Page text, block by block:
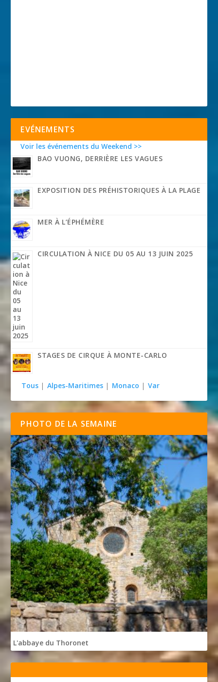
EVÉNEMENTS
Voir les événements du Weekend >>
BAO VUONG, DERRIÈRE LES VAGUES
EXPOSITION DES PRÉHISTORIQUES À LA PLAGE
MER À L’ÉPHÉMÈRE
CIRCULATION À NICE DU 05 AU 13 JUIN 2025
STAGES DE CIRQUE À MONTE-CARLO
Tous | Alpes-Maritimes | Monaco | Var
PHOTO DE LA SEMAINE
L'abbaye du Thoronet